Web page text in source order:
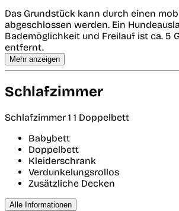
Das Grundstück kann durch einen
abgeschlossen werden. Ein
Bademöglichkeit und Freilauf ist ca. 5
entfernt.
Mehr anzeigen
Schlafzimmer
Schlafzimmer 1 1 Doppelbett
Babybett
Doppelbett
Kleiderschrank
Verdunkelungsrollos
Zusätzliche Decken
Alle Informationen